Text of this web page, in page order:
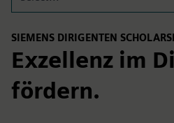
SIEMENS DIRIGENTEN
Exzellenz im
fördern.